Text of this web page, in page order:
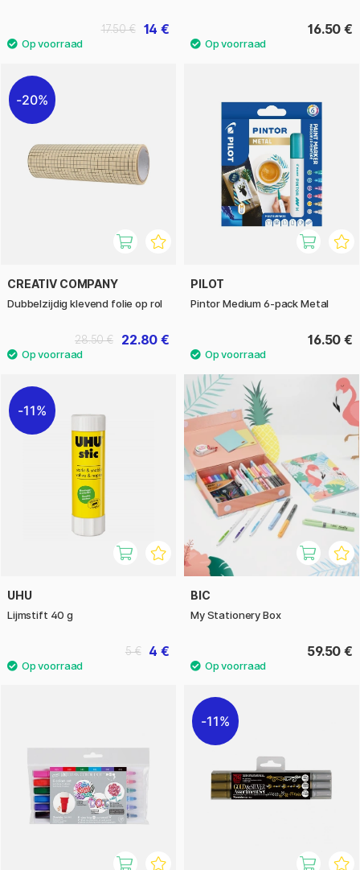
14 €
17.50 € 16.50 €
20%
CREATIV COMPANY
Dubbelzijdig klevend folie op rol
22.80 €
28.50 €
PILOT
Pintor Medium 6-pack Metal
16.50 €
11%
UHU
Lijmstift 40 g
4 €
5 €
BIC
My Stationery Box
59.50 €
11%